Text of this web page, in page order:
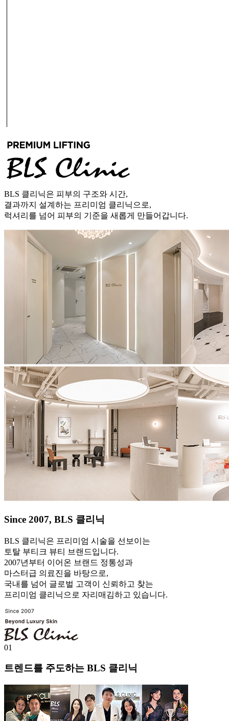
BLS 클리닉은 피부의 구조와 시간,
결과까지 설계하는 프리미엄 클리닉으로,
럭셔리를 넘어 피부의 기준을 새롭게 만들어갑니다.
Since 2007, BLS 클리닉
BLS 클리닉은 프리미엄 시술을 선보이는
토탈 부티크 뷰티 브랜드입니다.
2007년부터 이어온 브랜드 정통성과
마스터급 의료진을 바탕으로,
국내를 넘어 글로벌 고객이 신뢰하고 찾는
프리미엄 클리닉으로 자리매김하고 있습니다.
01
트렌드를 주도하는 BLS 클리닉